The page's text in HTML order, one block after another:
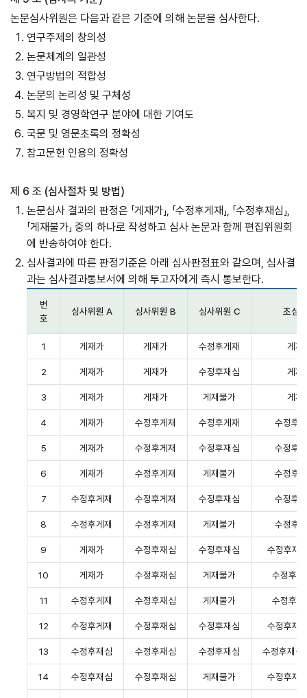
논문심사위원은 다음과 같은 기준에 의해 논문을 심사한다.
연구주제의 창의성
논문체계의 일관성
연구방법의 적합성
논문의 논리성 및 구체성
복지 및 경영학연구 분야에 대한 기여도
국문 및 영문초록의 정확성
참고문헌 인용의 정확성
제 6 조 (심사절차 및 방법)
논문심사 결과의 판정은 「게재가」, 「수정후게재」, 「수정후재심」,
「게재불가」 중의 하나로 작성하고 심사 논문과 함께 편집위원회
에 반송하여야 한다.
심사결과에 따른 판정기준은 아래 심사판정표와 같으며, 심사결
과는 심사결과통보서에 의해 투고자에게 즉시 통보한다.
번
호
심사위원 A 심사위원 B 심사위원 C 초심
1 게재가 게재가 수정후게재 게재
2 게재가 게재가 수정후재심 게재
3 게재가 게재가 게재불가 게재
4 게재가 수정후게재 수정후게재 수정후
5 게재가 수정후게재 수정후재심 수정후
6 게재가 수정후게재 게재불가 수정후
7 수정후게재 수정후게재 수정후재심 수정후
8 수정후게재 수정후게재 게재불가 수정후
9 게재가 수정후재심 수정후재심 수정후재
10 게재가 수정후재심 게재불가 수정후
11 수정후게재 수정후재심 게재불가 수정후
12 수정후게재 수정후재심 수정후재심 수정후재
13 수정후재심 수정후재심 수정후재심 수정후재
14 수정후재심 수정후재심 게재불가 수정후재